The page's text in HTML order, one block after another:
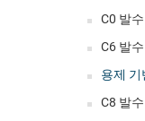
C0 발
C6 발
용제 기
C8 발